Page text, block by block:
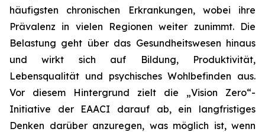
häufigsten chronischen Erkrankungen, wobei ihre
Prävalenz in vielen Regionen weiter zunimmt. Die
Belastung geht über das Gesundheitswesen hinaus
und wirkt sich auf Bildung, Produktivität,
Lebensqualität und psychisches Wohlbefinden aus.
Vor diesem Hintergrund zielt die „Vision Zero“-
Initiative der EAACI darauf ab, ein langfristiges
Denken darüber anzuregen, was möglich ist, wenn